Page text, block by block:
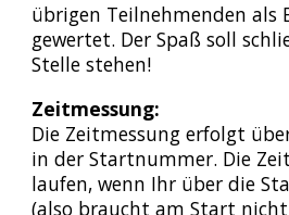
übrigen Teilnehmenden als
gewertet. Der Spaß soll
Stelle stehen!
Zeitmessung:
Die Zeitmessung erfolgt
in der Startnummer. Die
laufen, wenn Ihr über die
(also braucht am Start